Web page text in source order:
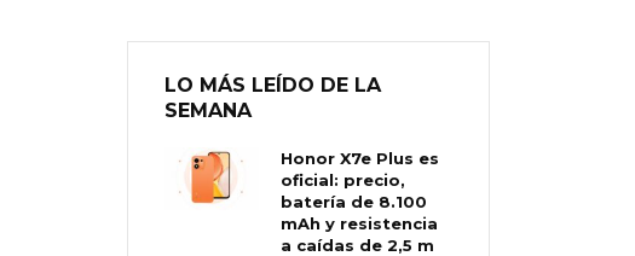
LO MÁS LEÍDO DE LA
SEMANA
Honor X7e Plus es
oficial: precio,
batería de 8.100
mAh y resistencia
a caídas de 2,5 m